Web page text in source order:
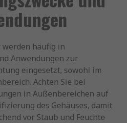
werden häufig in
Anwendungen zur
eingesetzt, sowohl im
Achten Sie bei
in Außenbereichen auf
des Gehäuses, damit
vor Staub und Feuchte